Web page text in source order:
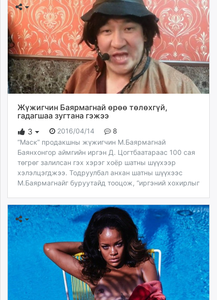
Жүжигчин Баярмагнай өрөө төлөхгүй,
гадагшаа зугтана гэжээ
3
2016/04/14
8
“Маск” продакшны жүжигчин М.Баярмагнай
Баянхонгор аймгийн иргэн Д. Цогтбаатараас 100 сая
төгрөг залилсан гэх хэрэг хоёр шатны шүүхээр
хэлэлцэгджээ. Тодруулбал анхан шатны шүүхээс
М.Баярмагнайг буруутайд тооцож, “иргэний хохирлыг